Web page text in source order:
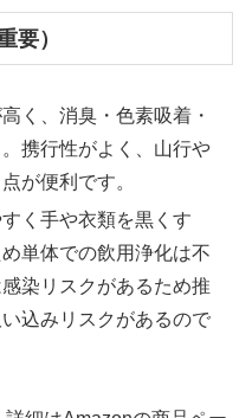
要）
く、消臭・色素吸着・
携行性がよく、山行や
が便利です。
く手や衣類を黒くす
単体での飲用浄化は不
染リスクがあるため推
込みリスクがあるので